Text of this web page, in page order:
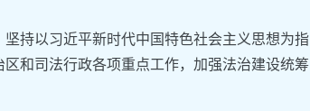
持以习近平新时代中国特色社会主义思想为指
和司法行政各项重点工作，加强法治建设统筹